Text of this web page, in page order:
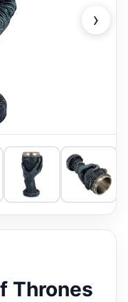
›
Thrones